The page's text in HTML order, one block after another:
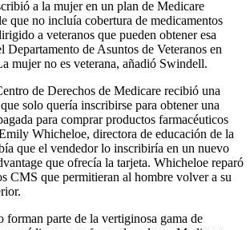
a la mujer en un plan de Medicare
que no incluía cobertura de medicamentos
a veteranos que pueden obtener esa
Departamento de Asuntos de Veteranos en
mujer no es veterana, añadió Swindell.
de Derechos de Medicare recibió una
solo quería inscribirse para obtener una
para comprar productos farmacéuticos
Whicheloe, directora de educación de la
que el vendedor lo inscribiría en un nuevo
que ofrecía la tarjeta. Whicheloe reparó
CMS que permitieran al hombre volver a su
forman parte de la vertiginosa gama de